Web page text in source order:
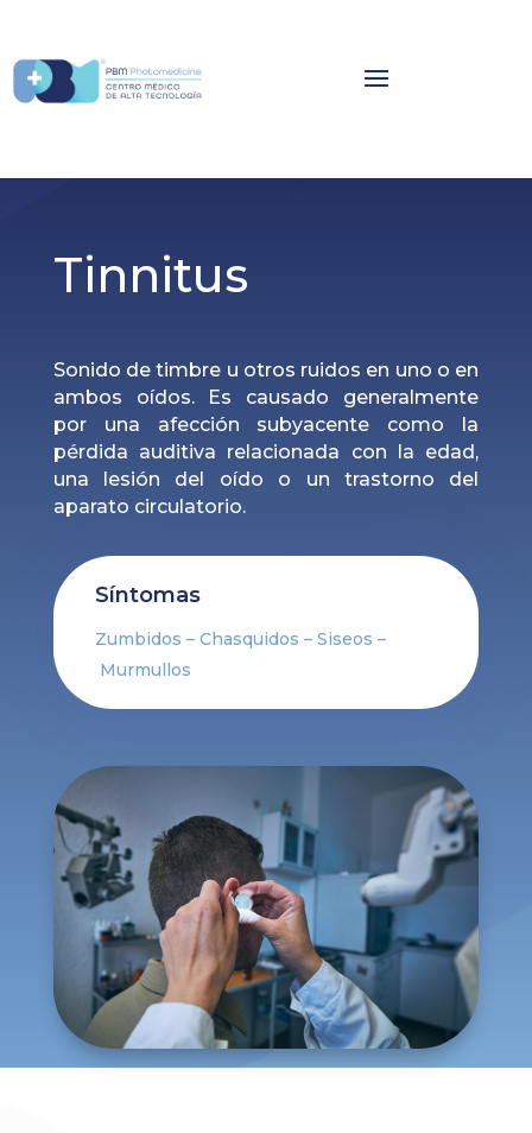
Tinnitus
Sonido de timbre u otros ruidos en uno o en
ambos oídos. Es causado generalmente
por una afección subyacente como la
pérdida auditiva relacionada con la edad,
una lesión del oído o un trastorno del
aparato circulatorio.
Síntomas
Zumbidos – Chasquidos – Siseos –
Murmullos